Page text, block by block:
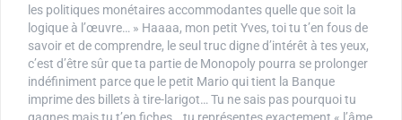
les politiques monétaires accommodantes quelle que soit la
logique à l’œuvre… » Haaaa, mon petit Yves, toi tu t’en fous de
savoir et de comprendre, le seul truc digne d’intérêt à tes yeux,
c’est d’être sûr que ta partie de Monopoly pourra se prolonger
indéfiniment parce que le petit Mario qui tient la Banque
imprime des billets à tire-larigot… Tu ne sais pas pourquoi tu
gagnes mais tu t’en fiches… tu représentes exactement « l’âme